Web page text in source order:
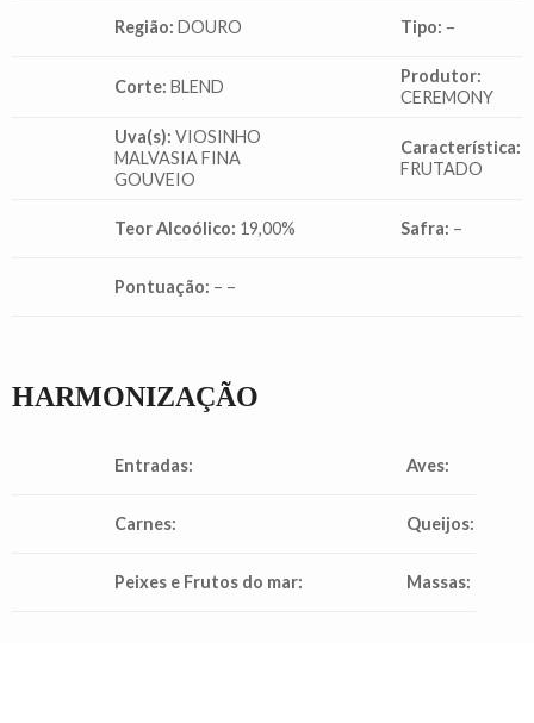
Região: DOURO Tipo: –
Corte: BLEND
Produtor:
CEREMONY
Uva(s): VIOSINHO
MALVASIA FINA
GOUVEIO
Característica:
FRUTADO
Teor Alcoólico: 19,00% Safra: –
Pontuação: – –
HARMONIZAÇÃO
Entradas: Aves:
Carnes: Queijos:
Peixes e Frutos do mar: Massas: